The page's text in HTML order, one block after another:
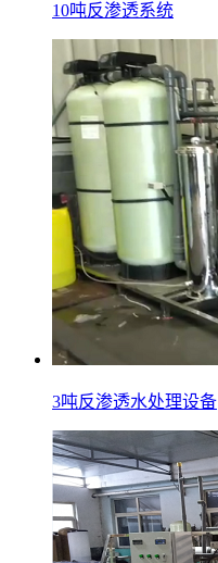
10吨反渗透系统
3吨反渗透水处理设备